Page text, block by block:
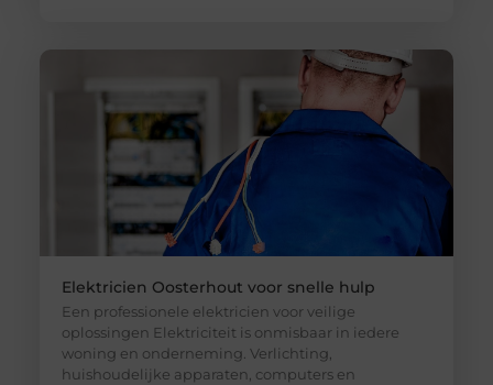
Elektricien Oosterhout voor snelle hulp
Een professionele elektricien voor veilige
oplossingen Elektriciteit is onmisbaar in iedere
woning en onderneming. Verlichting,
huishoudelijke apparaten, computers en